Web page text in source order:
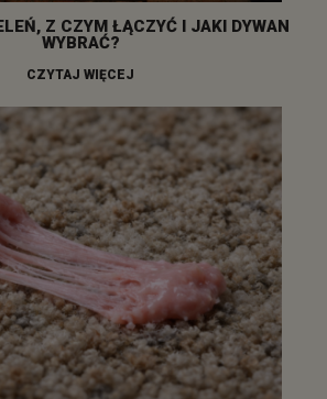
Z CZYM ŁĄCZYĆ I JAKI DYWAN
WYBRAĆ?
CZYTAJ WIĘCEJ